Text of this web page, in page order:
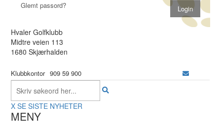
Glemt passord?
Hvaler Golfklubb
Midtre veien 113
1680 Skjærhalden
Klubbkontor 909 59 900
X SE SISTE NYHETER
MENY